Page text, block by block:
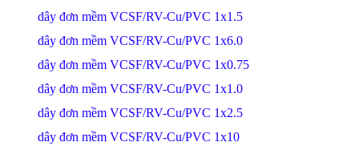
dây đơn mềm VCSF/RV-Cu/PVC 1x1.5
dây đơn mềm VCSF/RV-Cu/PVC 1x6.0
dây đơn mềm VCSF/RV-Cu/PVC 1x0.75
dây đơn mềm VCSF/RV-Cu/PVC 1x1.0
dây đơn mềm VCSF/RV-Cu/PVC 1x2.5
dây đơn mềm VCSF/RV-Cu/PVC 1x10